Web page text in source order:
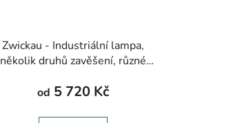
Zwickau - Industriální lampa,
několik druhů zavěšení, různé
od 5 720 Kč